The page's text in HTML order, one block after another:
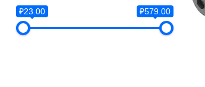
₽23.00 ₽579.00